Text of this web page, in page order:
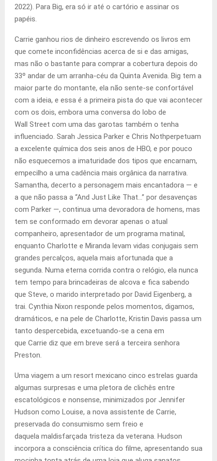
2022). Para Big, era só ir até o cartório e assinar os
papéis.
Carrie ganhou rios de dinheiro escrevendo os livros em
que comete inconfidências acerca de si e das amigas,
mas não o bastante para comprar a cobertura depois do
33º andar de um arranha-céu da Quinta Avenida. Big tem a
maior parte do montante, ela não sente-se confortável
com a ideia, e essa é a primeira pista do que vai acontecer
com os dois, embora uma conversa do lobo de
Wall Street com uma das garotas também o tenha
influenciado. Sarah Jessica Parker e Chris Nothperpetuam
a excelente química dos seis anos de HBO, e por pouco
não esquecemos a imaturidade dos tipos que encarnam,
empecilho a uma cadência mais orgânica da narrativa.
Samantha, decerto a personagem mais encantadora — e
a que não passa a “And Just Like That…” por desavenças
com Parker —, continua uma devoradora de homens, mas
tem se conformado em devorar apenas o atual
companheiro, apresentador de um programa matinal,
enquanto Charlotte e Miranda levam vidas conjugais sem
grandes percalços, aquela mais afortunada que a
segunda. Numa eterna corrida contra o relógio, ela nunca
tem tempo para brincadeiras de alcova e fica sabendo
que Steve, o marido interpretado por David Eigenberg, a
trai. Cynthia Nixon responde pelos momentos, digamos,
dramáticos, e na pele de Charlotte, Kristin Davis passa um
tanto despercebida, excetuando-se a cena em
que Carrie diz que em breve será a terceira senhora
Preston.
Uma viagem a um resort mexicano cinco estrelas guarda
algumas surpresas e uma pletora de clichês entre
escatológicos e nonsense, minimizados por Jennifer
Hudson como Louise, a nova assistente de Carrie,
preservada do consumismo sem freio e
daquela maldisfarçada tristeza da veterana. Hudson
incorpora a consciência crítica do filme, apresentando sua